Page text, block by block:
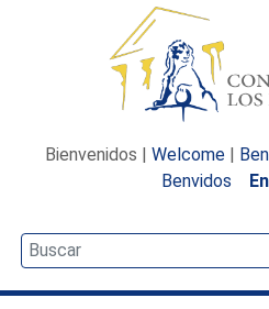
Bienvenidos | Welcome |
Benvidos